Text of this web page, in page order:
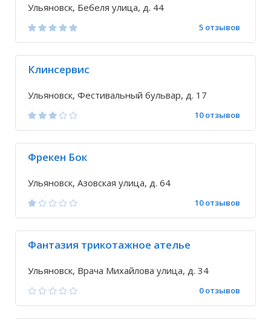
Ульяновск, Бебеля улица, д. 44
5 отзывов
Клинсервис
Ульяновск, Фестивальный бульвар, д. 17
10 отзывов
Фрекен Бок
Ульяновск, Азовская улица, д. 64
10 отзывов
Фантазия трикотажное ателье
Ульяновск, Врача Михайлова улица, д. 34
0 отзывов